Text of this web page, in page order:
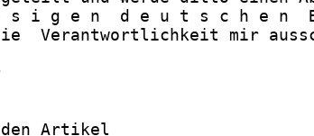
i g e n  d e u t s c h e n
Verantwortlichkeit mir
Artikel